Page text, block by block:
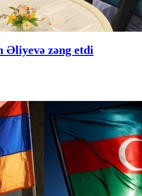
Əliyevə zəng etdi